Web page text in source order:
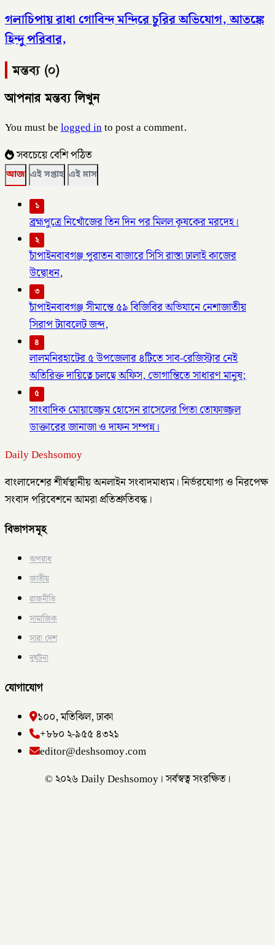
গলাচিপায় রাধা গোবিন্দ মন্দিরে চুরির অভিযোগ, আতঙ্কে
হিন্দু পরিবার,
মন্তব্য (০)
আপনার মন্তব্য লিখুন
You must belogged into post a comment.
সবচেয়ে বেশি পঠিত
আজ এই সপ্তাহ এই মাস
১
ব্রহ্মপুত্রে নিখোঁজের তিন দিন পর মিলল কৃষকের মরদেহ।
২
চাঁপাইনবাবগঞ্জ পুরাতন বাজারে সিসি রাস্তা ঢালাই কাজের
উদ্বোধন,
৩
চাঁপাইনবাবগঞ্জ সীমান্তে ৫৯ বিজিবির অভিযানে নেশাজাতীয়
সিরাপ ট্যাবলেট জব্দ,
৪
লালমনিরহাটের ৫ উপজেলার ৪টিতে সাব-রেজিস্ট্রার নেই
অতিরিক্ত দায়িত্বে চলছে অফিস, ভোগান্তিতে সাধারণ মানুষ;
৫
সাংবাদিক মোয়াজ্জেম হোসেন রাসেলের পিতা তোফাজ্জল
ডাক্তারের জানাজা ও দাফন সম্পন্ন।
Daily Deshsomoy
বাংলাদেশের শীর্ষস্থানীয় অনলাইন সংবাদমাধ্যম। নির্ভরযোগ্য ও নিরপেক্ষ
সংবাদ পরিবেশনে আমরা প্রতিশ্রুতিবদ্ধ।
বিভাগসমূহ
অপরাধ
জাতীয়
রাজনীতি
সামাজিক
সারা দেশ
দুর্ঘটনা
যোগাযোগ
১০০, মতিঝিল, ঢাকা
+৮৮০ ২-৯৫৫ ৪৩২১
editor@deshsomoy.com
© ২০২৬ Daily Deshsomoy। সর্বস্বত্ব সংরক্ষিত।